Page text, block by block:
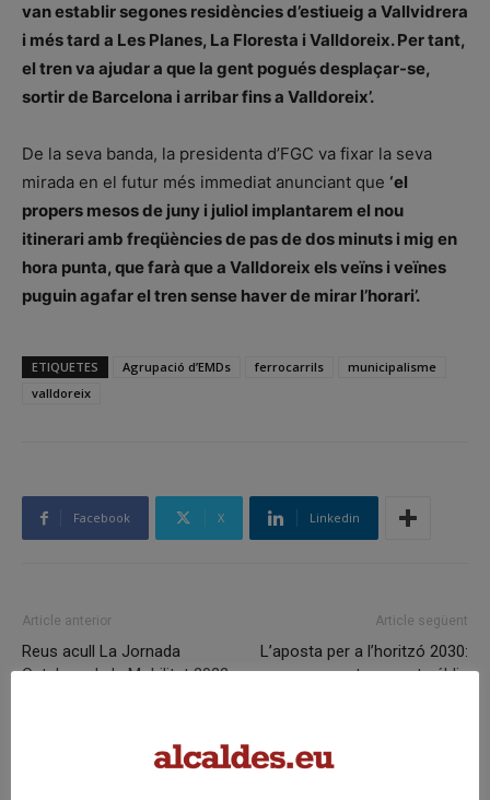
van establir segones residències d’estiueig a Vallvidrera
i més tard a Les Planes, La Floresta i Valldoreix. Per tant,
el tren va ajudar a que la gent pogués desplaçar-se,
sortir de Barcelona i arribar fins a Valldoreix’.
De la seva banda, la presidenta d’FGC va fixar la seva
mirada en el futur més immediat anunciant que ‘el
propers mesos de juny i juliol implantarem el nou
itinerari amb freqüències de pas de dos minuts i mig en
hora punta, que farà que a Valldoreix els veïns i veïnes
puguin agafar el tren sense haver de mirar l’horari’.
ETIQUETES Agrupació d’EMDs ferrocarrils
municipalisme
valldoreix
Facebook X Linkedin
Article anterior
Reus acull La Jornada
Catalana de la Mobilitat 2022
Article següent
L’aposta per a l’horitzó 2030:
transport públic
Articles relacionats